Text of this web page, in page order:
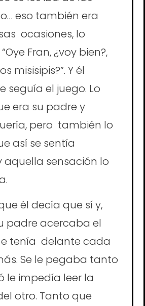
eso también era
ocasiones, lo
Fran, ¿voy bien?,
misisipis?”. Y él
seguía el juego. Lo
era su padre y
pero también lo
así se sentía
aquella sensación lo
él decía que sí y,
padre acercaba el
tenía delante cada
Se le pegaba tanto
le impedía leer la
otro. Tanto que